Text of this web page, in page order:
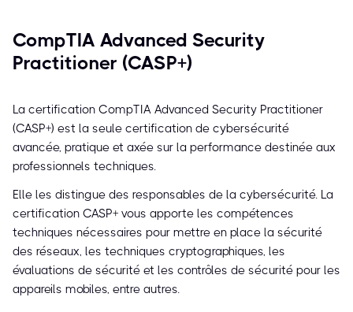
CompTIA Advanced Security
Practitioner (CASP+)
La certification CompTIA Advanced Security Practitioner
(CASP+) est la seule certification de cybersécurité
avancée, pratique et axée sur la performance destinée aux
professionnels techniques.
Elle les distingue des responsables de la cybersécurité. La
certification CASP+ vous apporte les compétences
techniques nécessaires pour mettre en place la sécurité
des réseaux, les techniques cryptographiques, les
évaluations de sécurité et les contrôles de sécurité pour les
appareils mobiles, entre autres.